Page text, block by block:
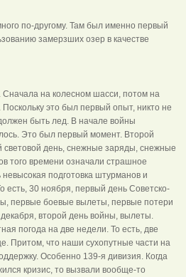
по-другому. Там был именно первый
замерзших озер в качестве
на колесном шасси, потом на
это был первый опыт, никто не
быть лед. В начале войны
Это был первый момент. Второй
световой день, снежные заряды, снежные
того времени означали страшное
подготовка штурманов и
есть, 30 ноября, первый день Советско-
первые боевые вылеты, первые потери
второй день войны, вылеты.
погода на две недели. То есть, две
Притом, что наши сухопутные части на
Особенно 139-я дивизия. Когда
кризис, то вызвали вообще-то